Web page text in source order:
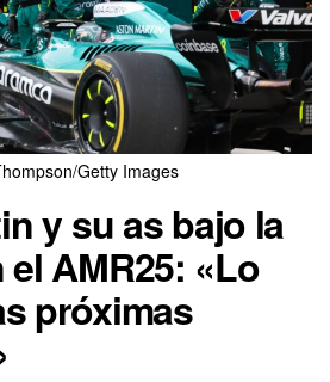
Getty Images
y su as bajo la
AMR25: «Lo
próximas